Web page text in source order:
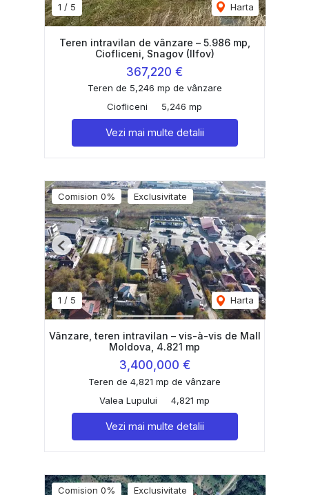
1 / 5 Harta
Teren intravilan de vânzare – 5.986 mp,
Ciofliceni, Snagov (Ilfov)
367,220 €
Teren de 5,246 mp de vânzare
Ciofliceni
5,246 mp
Vezi mai multe detalii
Comision 0% Exclusivitate
1 / 5 Harta
Previous Next
Vânzare, teren intravilan – vis-à-vis de Mall
Moldova, 4.821 mp
3,400,000 €
Teren de 4,821 mp de vânzare
Valea Lupului
4,821 mp
Vezi mai multe detalii
Comision 0% Exclusivitate